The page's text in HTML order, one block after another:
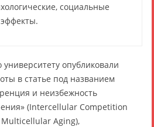
социальные
опубликовали
в статье под названием
и неизбежность
(Intercellular Competition
Aging),